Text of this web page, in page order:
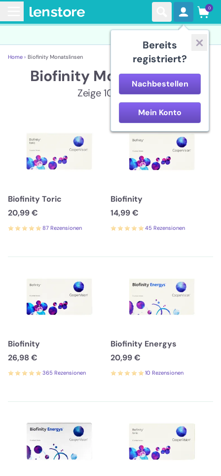
Bereits
registriert?
Nachbestellen
Mein Konto
0
Home › Biofinity Monatslinsen
Biofinity Monatslinsen
Zeige 10 Artikel
Biofinity Toric
20,99 €
87 Rezensionen
Biofinity
14,99 €
45 Rezensionen
Biofinity
26,98 €
365 Rezensionen
Biofinity Energys
20,99 €
10 Rezensionen